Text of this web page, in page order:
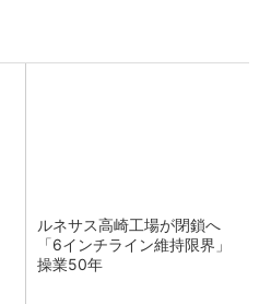
ルネサス高崎工場が閉鎖へ
「6インチライン維持限界」
操業50年